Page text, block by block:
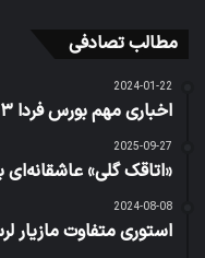
مطالب تصادفی
2024-01-22
اخباری مهم بورس فردا ۳ بهمن
2025-09-27
«اتاقک گلی»
2024-08-08
استوری متفاوت مازیار